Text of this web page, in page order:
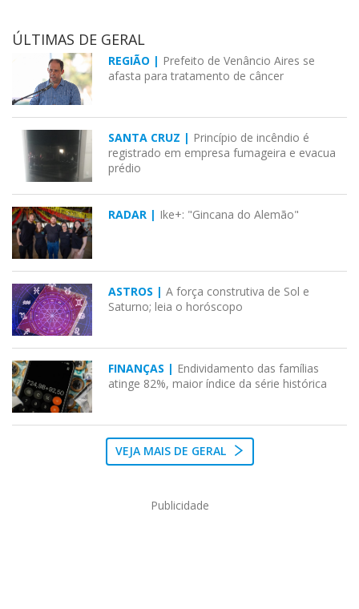
ÚLTIMAS DE GERAL
REGIÃO | Prefeito de Venâncio Aires se
afasta para tratamento de câncer
SANTA CRUZ | Princípio de incêndio é
registrado em empresa fumageira e evacua
prédio
RADAR | Ike+: "Gincana do Alemão"
ASTROS | A força construtiva de Sol e
Saturno; leia o horóscopo
FINANÇAS | Endividamento das famílias
atinge 82%, maior índice da série histórica
VEJA MAIS DE GERAL
Publicidade